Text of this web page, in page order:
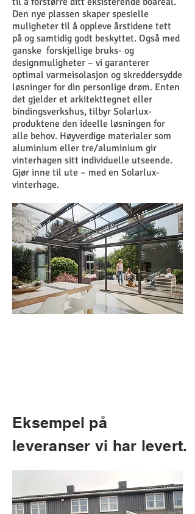
Den nye plassen skaper spesielle
muligheter til å oppleve årstidene tett
på og samtidig godt beskyttet. Også med
ganske forskjellige bruks- og
designmuligheter – vi garanterer
optimal varmeisolasjon og skreddersydde
løsninger for din personlige drøm. Enten
det gjelder et arkitekttegnet eller
bindingsverkshus, tilbyr Solarlux-
produktene den ideelle løsningen for
alle behov. Høyverdige materialer som
aluminium eller tre/aluminium gir
vinterhagen sitt individuelle utseende.
Gjør inne til ute – med en Solarlux-
vinterhage.
Eksempel på
leveranser vi har levert.